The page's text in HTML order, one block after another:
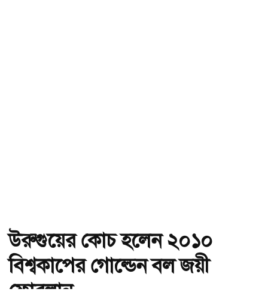
উরুগুয়ের কোচ হলেন ২০১০
বিশ্বকাপের গোল্ডেন বল জয়ী
ফোরলান